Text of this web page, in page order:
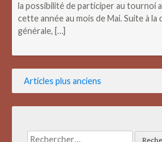
la possibilité de participer au tournoi
cette année au mois de Mai. Suite à la
générale, […]
Navigation
des
Articles plus anciens
Rechercher :